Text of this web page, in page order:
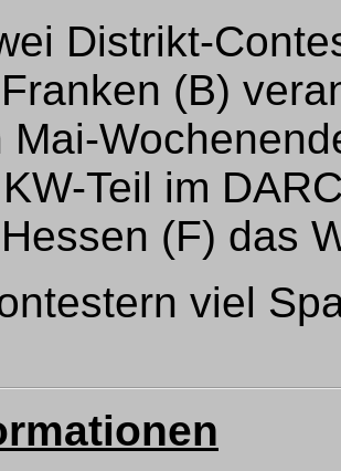
Distrikt-
(B)
Mai-
Teil im
(F) das
viel